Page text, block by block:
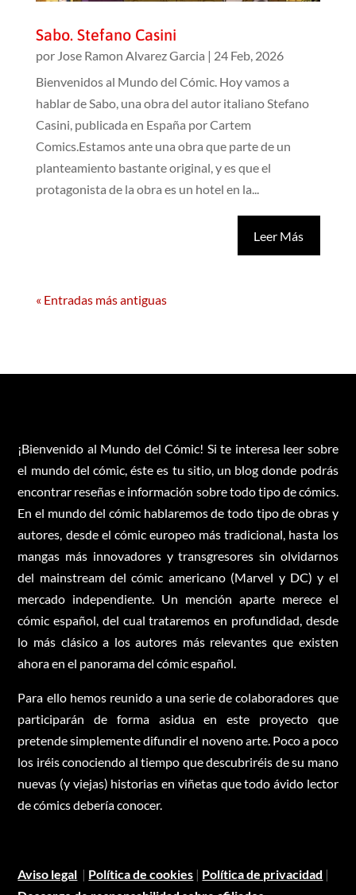
Sabo. Stefano Casini
por Jose Ramon Alvarez Garcia | 24 Feb, 2026
Bienvenidos al Mundo del Cómic. Hoy vamos a
hablar de Sabo, una obra del autor italiano Stefano
Casini, publicada en España por Cartem
Comics.Estamos ante una obra que parte de un
planteamiento bastante original, y es que el
protagonista de la obra es un hotel en la...
Leer Más
« Entradas más antiguas
¡Bienvenido al Mundo del Cómic! Si te interesa leer sobre
el mundo del cómic, éste es tu sitio, un blog donde podrás
encontrar reseñas e información sobre todo tipo de cómics.
En el mundo del cómic hablaremos de todo tipo de obras y
autores, desde el cómic europeo más tradicional, hasta los
mangas más innovadores y transgresores sin olvidarnos
del mainstream del cómic americano (Marvel y DC) y el
mercado independiente. Un mención aparte merece el
cómic español, del cual trataremos en profundidad, desde
lo más clásico a los autores más relevantes que existen
ahora en el panorama del cómic español.
Para ello hemos reunido a una serie de colaboradores que
participarán de forma asidua en este proyecto que
pretende simplemente difundir el noveno arte. Poco a poco
los iréis conociendo al tiempo que descubriréis de su mano
nuevas (y viejas) historias en viñetas que todo ávido lector
de cómics debería conocer.
Aviso legal | Política de cookies | Política de privacidad |